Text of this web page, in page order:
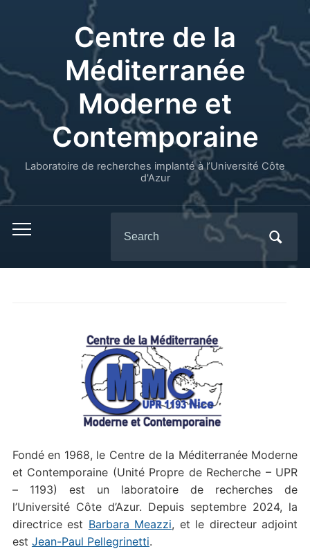
Centre de la
Méditerranée
Moderne et
Contemporaine
Laboratoire de recherches implanté à l’Université Côte
d'Azur
for:
Fondé en 1968, le Centre de la Méditerranée Moderne
et Contemporaine (Unité Propre de Recherche – UPR
– 1193) est un laboratoire de recherches de
l’Université Côte d’Azur. Depuis septembre 2024, la
directrice est Barbara Meazzi, et le directeur adjoint
est Jean-Paul Pellegrinetti.